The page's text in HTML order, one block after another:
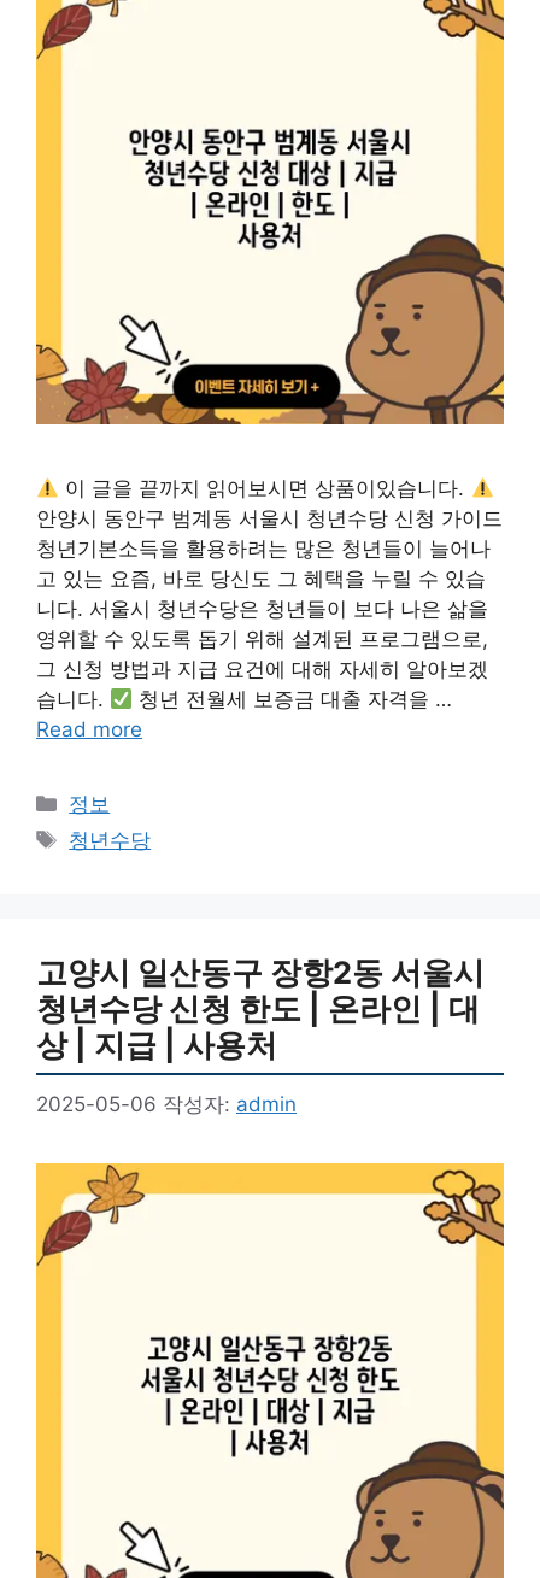
이 글을 끝까지 읽어보시면 상품이있습니다.
안양시 동안구 범계동 서울시 청년수당 신청 가이드
청년기본소득을 활용하려는 많은 청년들이 늘어나
고 있는 요즘, 바로 당신도 그 혜택을 누릴 수 있습
니다. 서울시 청년수당은 청년들이 보다 나은 삶을
영위할 수 있도록 돕기 위해 설계된 프로그램으로,
그 신청 방법과 지급 요건에 대해 자세히 알아보겠
습니다.
청년 전월세 보증금 대출 자격을 …
Read more
카
테
정보
태
청년수당
고양시 일산동구 장항2동 서울시
청년수당 신청 한도 | 온라인 | 대
상 | 지급 | 사용처
2025-05-06 작성자: admin